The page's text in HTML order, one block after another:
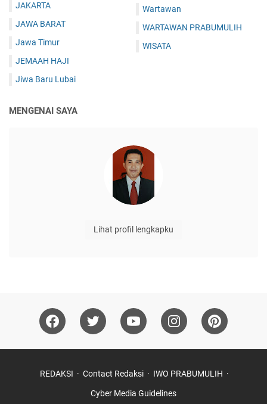
JAKARTA
JAWA BARAT
Jawa Timur
JEMAAH HAJI
Jiwa Baru Lubai
Wartawan
WARTAWAN PRABUMULIH
WISATA
MENGENAI SAYA
Lihat profil lengkapku
REDAKSI Contact Redaksi IWO PRABUMULIH
Cyber Media Guidelines